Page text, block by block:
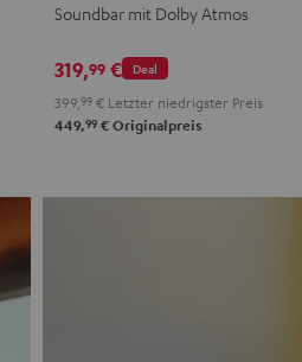
Dolby
"2.1-
Set"
Schwarz
Dolby
"2.1-
Set"
Weiß
Soundbar mit Dolby Atmos
Deal
319,99 €
399, 99 € Letzter niedrigster Preis
449,99 € Originalpreis